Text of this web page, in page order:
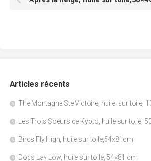
Articles récents
The Montagne Ste Victoire, huile sur toile,
Les Trois Soeurs de Kyoto, huile sur toile,
Birds Fly High, huile sur toile,54x81cm
Dogs Lay Low, huile sur toile, 54×81 cm